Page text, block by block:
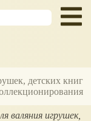
детских книг
валяния игрушек,